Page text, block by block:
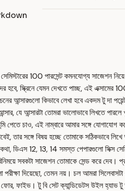
সেমিস্টারের 100 পারসেন্ট কমনযোগ্য
হবে, স্ক্রিনে যেমন দেখতে পাচ্ছ, এই
আন্সারগুলো কিভাবে লেখা হবে একদম টু দা
যে আন্সারটা তোমরা ভালোভাবে লিখতে
পেতে চাও, এই নাম্বারে আমার সঙ্গে
তার সঙ্গে বিষয় হচ্ছে তোমাকে
12, 13, 14 সমস্ত পেপারগুলো সিক্স
সবকটা সাজেশন তোমাকে সেন্ড করে
দিয়েছো, তেমন নয়। চল আমরা
ফাইভ। টু বি সেট ক্যান্ডিডেটস উইল হ্যাভ